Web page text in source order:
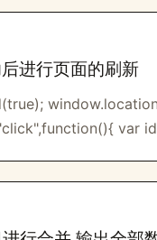
进行页面的刷新
var id